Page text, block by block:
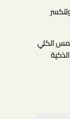
تنهار وتنكسر
الكلي
الذكية